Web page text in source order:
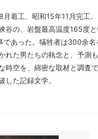
着工、昭和15年11月完工。
谷の、岩盤最高温度165度と
あった。犠牲者は300余名
れた男たちの執念と、予測
時空を、綿密な取材と調査で
した記録文学。